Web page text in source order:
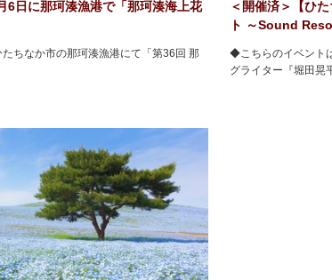
6日に那珂湊漁港で「那珂湊海上花
ちなか市の那珂湊漁港にて「第36回 那
＜開催済＞【ひ
ト ～Sound
◆こちらのイベント
グライター『堀田晃